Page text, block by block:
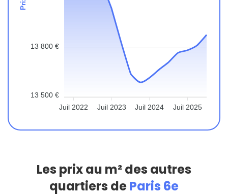
13 800 €
13 500 €
Juil 2022 Juil 2023 Juil 2024 Juil 2025
Les prix au m² des autres
quartiers deParis 6e